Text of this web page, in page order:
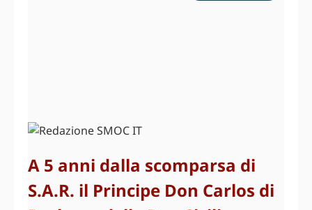
A 5 anni dalla scomparsa di
S.A.R. il Principe Don Carlos di